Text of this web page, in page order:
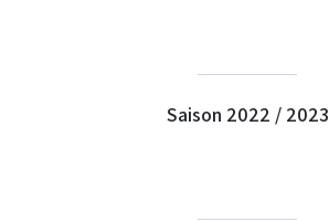
Saison 2022 / 2023